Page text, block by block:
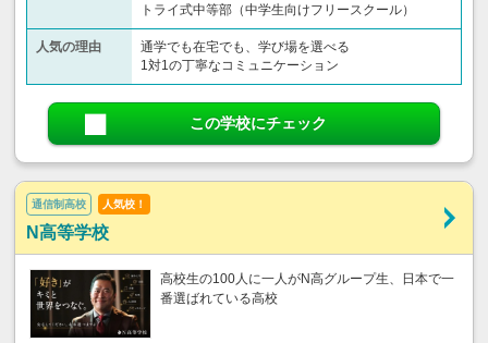
トライ式中等部（中学生向けフリースクール）​
人気の理由
通学でも在宅でも、学び場を選べる
1対1の丁寧なコミュニケーション
この学校にチェック
通信制高校 人気校！
N高等学校
高校生の100人に一人がN高グループ生、日本で一
番選ばれている高校